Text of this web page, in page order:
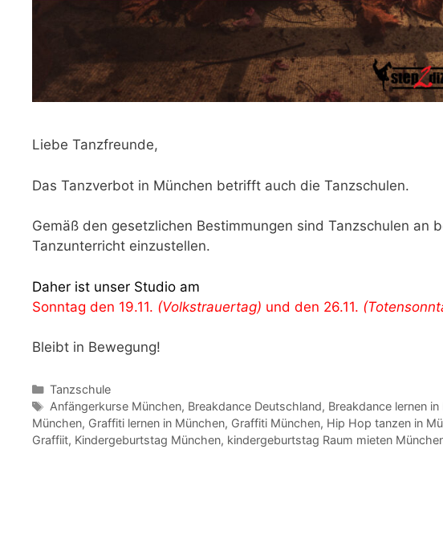
Liebe Tanzfreunde,
Das Tanzverbot in München betrifft auch die Tanzschulen.
Gemäß den gesetzlichen Bestimmungen sind Tanzschulen
Tanzunterricht einzustellen.
Daher ist unser Studio am
Sonntag den 19.11. (Volkstrauertag) und den 26.11.
Bleibt in Bewegung!
Kategorien
Tanzschule
Schlagwörter
Anfängerkurse München, Breakdance Deutschland, Breakdance lernen
München, Graffiti lernen in München, Graffiti München, Hip Hop tanzen in
Graffiit, Kindergeburtstag München, kindergeburtstag Raum mieten